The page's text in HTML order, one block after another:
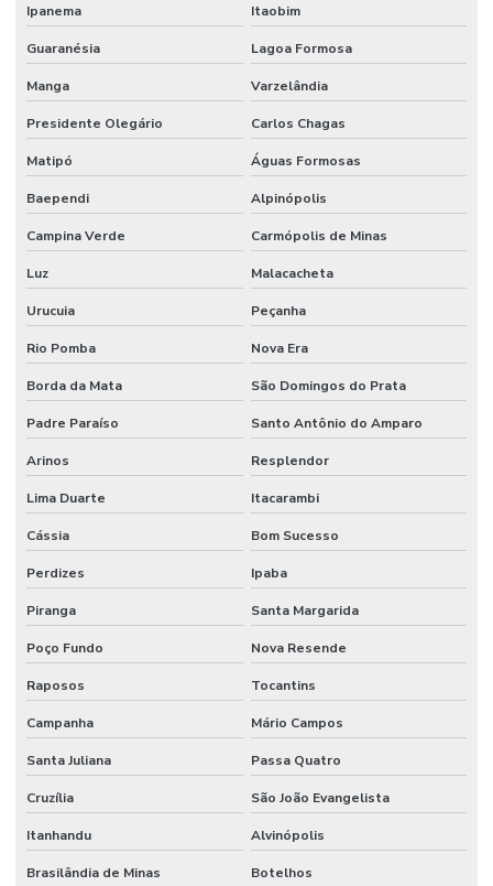
Ipanema Itaobim
Guaranésia Lagoa Formosa
Manga Varzelândia
Presidente Olegário Carlos Chagas
Matipó Águas Formosas
Baependi Alpinópolis
Campina Verde Carmópolis de Minas
Luz Malacacheta
Urucuia Peçanha
Rio Pomba Nova Era
Borda da Mata São Domingos do Prata
Padre Paraíso Santo Antônio do Amparo
Arinos Resplendor
Lima Duarte Itacarambi
Cássia Bom Sucesso
Perdizes Ipaba
Piranga Santa Margarida
Poço Fundo Nova Resende
Raposos Tocantins
Campanha Mário Campos
Santa Juliana Passa Quatro
Cruzília São João Evangelista
Itanhandu Alvinópolis
Brasilândia de Minas Botelhos